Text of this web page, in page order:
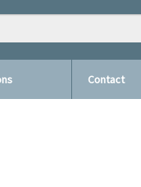
Contact